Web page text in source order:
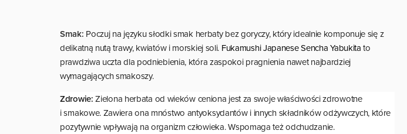
Smak: Poczuj na języku słodki smak herbaty bez goryczy, który idealnie komponuje się z
delikatną nutą trawy, kwiatów i morskiej soli. Fukamushi Japanese Sencha Yabukitato
prawdziwa uczta dla podniebienia, która zaspokoi pragnienia nawet najbardziej
wymagających smakoszy.
Zdrowie: Zielona herbata od wieków ceniona jest za swoje właściwości zdrowotne
i smakowe. Zawiera ona mnóstwo antyoksydantów i innych składników odżywczych, które
pozytywnie wpływają na organizm człowieka. Wspomaga też odchudzanie.